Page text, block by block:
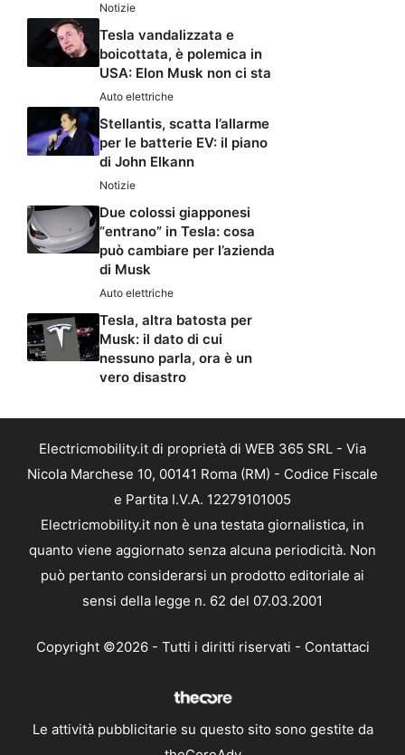
Notizie
Tesla vandalizzata e
boicottata, è polemica in
USA: Elon Musk non ci sta
Auto elettriche
Stellantis, scatta l’allarme
per le batterie EV: il piano
di John Elkann
Notizie
Due colossi giapponesi
“entrano” in Tesla: cosa
può cambiare per l’azienda
di Musk
Auto elettriche
Tesla, altra batosta per
Musk: il dato di cui
nessuno parla, ora è un
vero disastro
Electricmobility.it di proprietà di WEB 365 SRL - Via
Nicola Marchese 10, 00141 Roma (RM) - Codice Fiscale
e Partita I.V.A. 12279101005
Electricmobility.it non è una testata giornalistica, in
quanto viene aggiornato senza alcuna periodicità. Non
può pertanto considerarsi un prodotto editoriale ai
sensi della legge n. 62 del 07.03.2001
Copyright ©2026 - Tutti i diritti riservati - Contattaci
Le attività pubblicitarie su questo sito sono gestite da